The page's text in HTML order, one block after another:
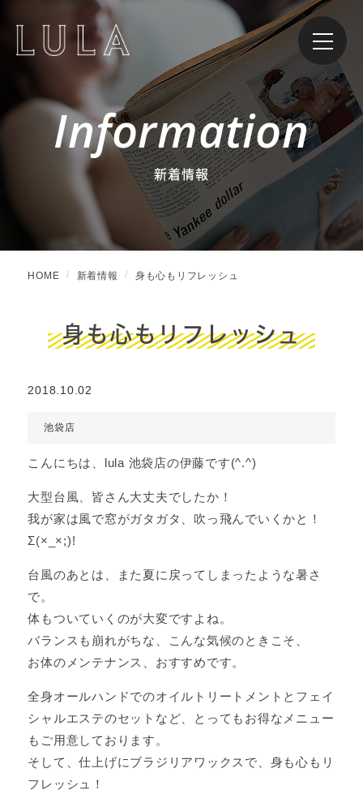
Information
新着情報
HOME 新着情報 身も心もリフレッシュ
身も心もリフレッシュ
2018.10.02
池袋店
こんにちは、lula 池袋店の伊藤です(^.^)
大型台風、皆さん大丈夫でしたか！
我が家は風で窓がガタガタ、吹っ飛んでいくかと！
Σ(×_×;)!
台風のあとは、また夏に戻ってしまったような暑さ
で。
体もついていくのが大変ですよね。
バランスも崩れがちな、こんな気候のときこそ、
お体のメンテナンス、おすすめです。
全身オールハンドでのオイルトリートメントとフェイ
シャルエステのセットなど、とってもお得なメニュー
もご用意しております。
そして、仕上げにブラジリアワックスで、身も心もリ
フレッシュ！